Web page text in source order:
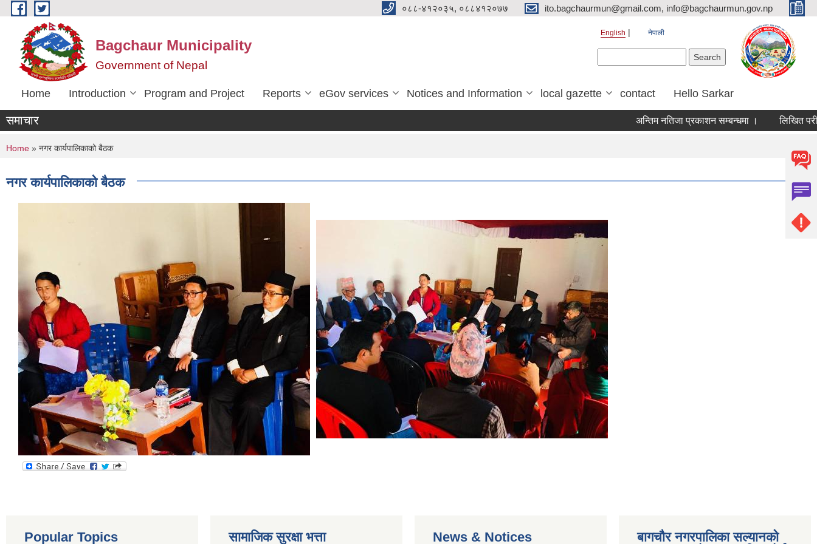
Skip to main content ०८८-४१२०३५, ०८८४१२०७७ ito.bagchaurmun@gmail.com, info@bagchaurmun.gov.np
Bagchaur Municipality
Government of Nepal
English नेपाली
Home Introduction Program and Project Reports eGov services Notices and Information local gazette contact Hello Sarkar
समाचार अन्तिम नतिजा प्रकाशन सम्बन्धमा । लिखित
You are here
Home » नगर कार्यपालिकाको बैठक
नगर कार्यपालिकाको बैठक
Popular Topics सामाजिक सुरक्षा भत्ता News & Notices
बागचौर नगरपालिका सल्यानको